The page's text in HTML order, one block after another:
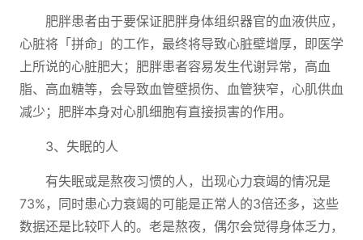
肥胖患者由于要保证肥胖身体组织器官的血液供应，
心脏将「拼命」的工作，最终将导致心脏壁增厚，即医学
上所说的心脏肥大；肥胖患者容易发生代谢异常，高血
脂、高血糖等，会导致血管壁损伤、血管狭窄，心肌供血
减少；肥胖本身对心肌细胞有直接损害的作用。
3、失眠的人
有失眠或是熬夜习惯的人，出现心力衰竭的情况是
73%，同时患心力衰竭的可能是正常人的3倍还多，这些
数据还是比较吓人的。老是熬夜，偶尔会觉得身体乏力，